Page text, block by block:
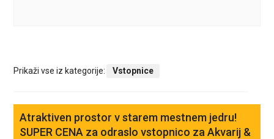
Prikaži vse iz kategorije: Vstopnice
Atraktiven prostor v starem mestnem jedru!
SUPER CENA za odraslo vstopnico za Akvarij &